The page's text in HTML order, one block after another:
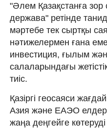
"Әлем Қазақстанға зор
держава" ретінде
мәртебе тек сыртқы
нәтижелермен ғана
инвестиция, ғылым
салаларындағы
тиіс.
Қазіргі геосаяси
Азия және ЕАЭО
жаңа деңгейге